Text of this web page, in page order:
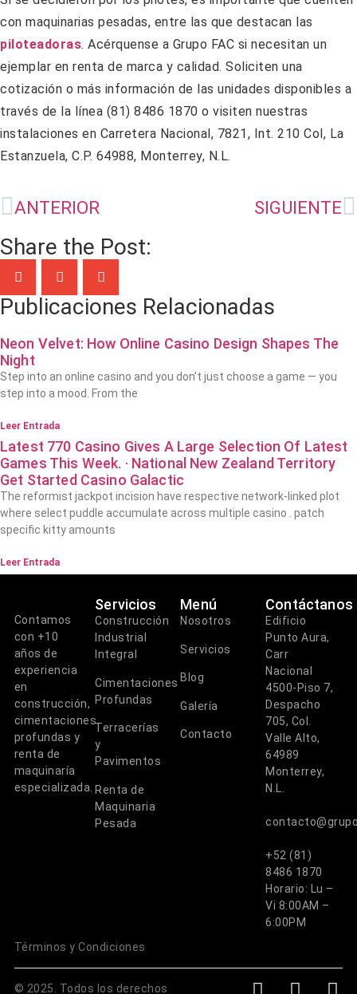
con maquinarias pesadas, entre las que destacan las
piloteadoras. Acérquense a Grupo FAC si necesitan un
ejemplar en renta de marca y calidad. Soliciten una
cotización o más información de las unidades disponibles a
través de la línea (81) 8486 1870 o visiten nuestras
instalaciones en Carretera Nacional, 7821, Int. 210 Col, La
Estanzuela, C.P. 64988, Monterrey, N.L.
ANTERIOR SIGUIENTE
Share the Post:
Publicaciones Relacionadas
Neon Velvet: How Online Casino Design Shapes The
Night
Step into an online casino and you don’t just choose a game — you
step into a mood. From the
Leer Entrada
Latest 770 Casino Gives A Large Selection Of Latest
Games This Week. · National New Zealand Territory
Get Started Casino Galactic
The reformist jackpot incision have respective network-linked plot
where select puddle accumulate across multiple casino . patch
specific kitty amounts
Leer Entrada
Contamos
con +10
años de
experiencia
en
construcción,
cimentaciones
profundas y
renta de
maquinaría
especializada.
Servicios
Construcción
Industrial
Integral
Cimentaciones
Profundas
Terracerías
y
Pavimentos
Renta de
Maquinaria
Pesada
Menú
Nosotros
Servicios
Blog
Galería
Contacto
Contáctanos
Edificio
Punto Aura,
Carr
Nacional
4500-Piso 7,
Despacho
705, Col.
Valle Alto,
64989
Monterrey,
N.L.
+52 (81)
8486 1870
Horario: Lu –
Vi 8:00AM –
6:00PM
Términos y Condiciones
© 2025. Todos los derechos